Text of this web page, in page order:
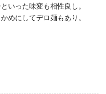
いった味変も相性良し。
めにしてデロ麺もあり。